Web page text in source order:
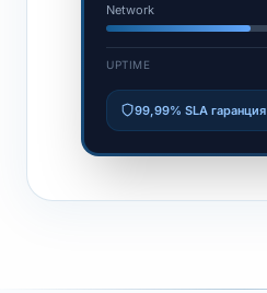
Network
UPTIME
99,99% SLA гаранция